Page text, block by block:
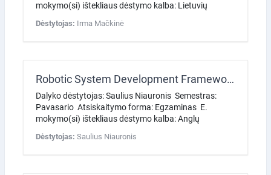
mokymo(si) ištekliaus dėstymo kalba: Lietuvių
Dėstytojas: Irma Mačkinė
Robotic System Development Frameworks
Dalyko dėstytojas: Saulius Niauronis Semestras:
Pavasario Atsiskaitymo forma: Egzaminas E.
mokymo(si) ištekliaus dėstymo kalba: Anglų
Dėstytojas: Saulius Niauronis